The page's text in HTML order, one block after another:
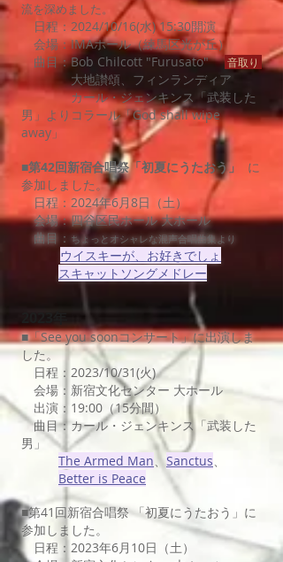
流を深めました。
日程：2024/10/16(水) 15:30開演
会場：IMAホール（練馬区光が丘）
曲目：Bob Chilcott "Furusato"音取り
大地讃頌、フィンランディア
カール・ジェンキンス「武装した
男」よりコラール「God shall wipe
away」
■第42回新宿合唱祭「初夏にうたおう」
に
参加しました。
日程：2024年6月8日（土）
会場：四谷区民ホール 大ホール
曲目： ちょっとオシャレな混声合唱曲集より
ウイスキーが、お好きでしょ
スキャットソングメドレー
■「See you soonコンサート」に出演しま
した。
日程：2023/10/31(火)
会場：新宿文化センター 大ホール
出演：19:00（15分間）
曲目：カール・ジェンキンス「武装した
男」
The Armed Man、Sanctus、
Better is Peace
■第41回新宿合唱祭 「初夏にうたおう」に
参加しました。
日程：2023年6月10日（土）